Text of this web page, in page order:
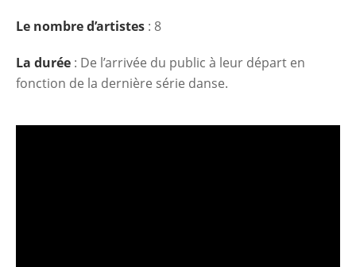
Le nombre d’artistes : 8
La durée : De l’arrivée du public à leur départ en
fonction de la dernière série danse.